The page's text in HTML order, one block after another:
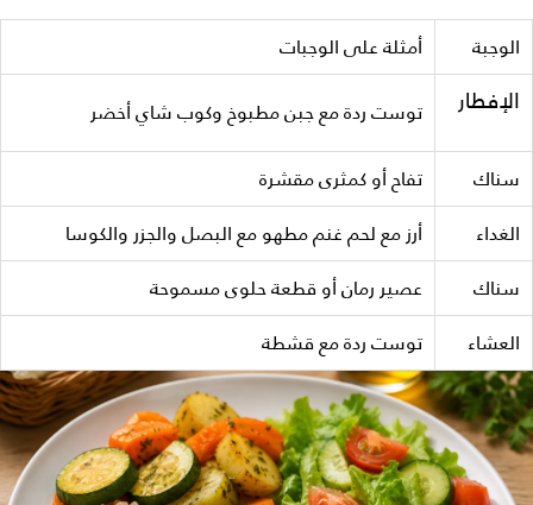
الوجبة أمثلة على الوجبات
الإفطار توست ردة مع جبن مطبوخ وكوب شاي أخضر
سناك
تفاح أو كمثرى مقشرة
الغداء
أرز مع لحم غنم مطهو مع البصل والجزر والكوسا
سناك
عصير رمان أو قطعة حلوى مسموحة
العشاء
توست ردة مع قشطة